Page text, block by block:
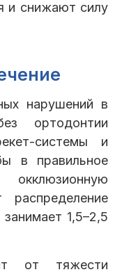
и снижают силу
нарушений в
ортодонтии
системы и
в правильное
окклюзионную
1,5–2,5
от тяжести